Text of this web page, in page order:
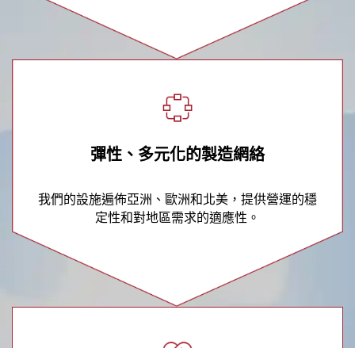
彈性、多元化的製造網絡
我們的設施遍佈亞洲、歐洲和北美，提供營運的穩
定性和對地區需求的適應性。